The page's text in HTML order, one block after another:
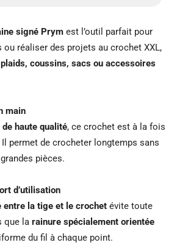
signé Prym est l’outil parfait pour
réaliser des projets au crochet XXL,
coussins, sacs ou accessoires
main
haute qualité, ce crochet est à la fois
permet de crocheter longtemps sans
pièces.
d’utilisation
entre la tige et le crochet évite toute
que la rainure spécialement orientée
du fil à chaque point.